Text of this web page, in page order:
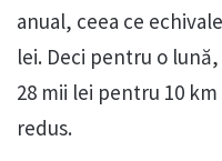
anual, ceea ce
lei. Deci pentru o
28 mii lei pentru 10
redus.